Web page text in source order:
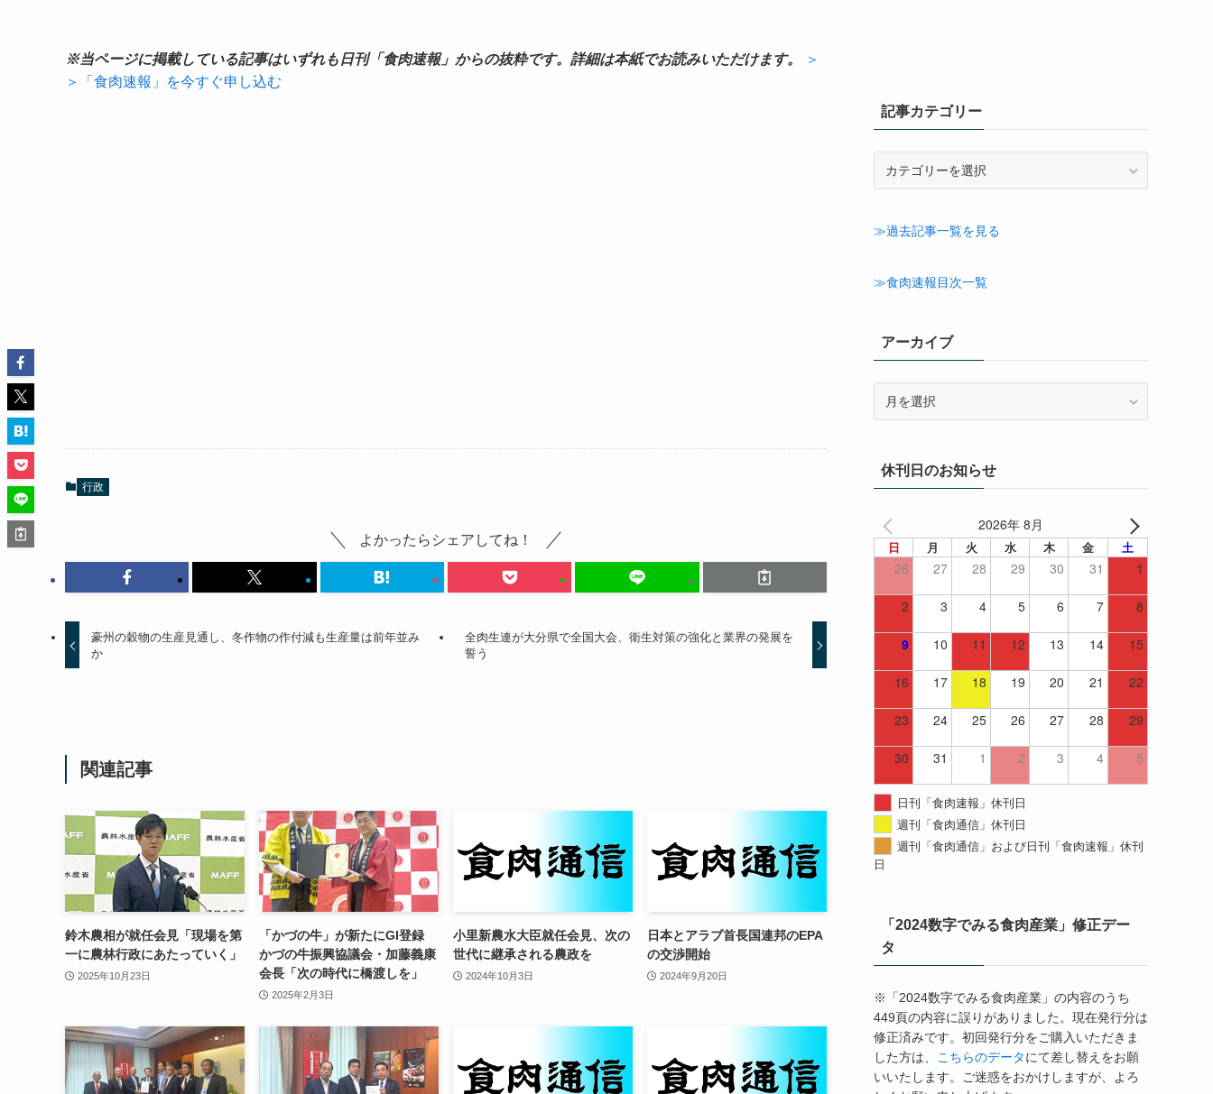
※当ページに掲載している記事はいずれも日刊「食肉速報」からの抜粋です。詳細は本紙でお読みいただけます。
＞
＞「食肉速報」を今すぐ申し込む
行政
よかったらシェアしてね！
豪州の穀物の生産見通し、冬作物の作付減も生産量は前年並み
か
全肉生連が大分県で全国大会、衛生対策の強化と業界の発展を
誓う
関連記事
鈴木農相が就任会見「現場を第
一に農林行政にあたっていく」
2025年10月23日
「かづの牛」が新たにGI登録
かづの牛振興協議会・加藤義康
会長「次の時代に橋渡しを」
2025年2月3日
小里新農水大臣就任会見、次の
世代に継承される農政を
2024年10月3日
日本とアラブ首長国連邦のEPA
の交渉開始
2024年9月20日
記事カテゴリー
ゴ
ー
≫過去記事一覧を見る
≫食肉速報目次一覧
アーカイブ
ブ休刊日のお知らせ
2026年 8月
日 月 火 水 木 金 土
26 27 28 29 30 31 1
2 3 4 5 6 7 8
9 10 11 12 13 14 15
16 17 18 19 20 21 22
23 24 25 26 27 28 29
30 31 1 2 3 4 5
日刊「食肉速報」休刊日
週刊「食肉通信」休刊日
週刊「食肉通信」および日刊「食肉速報」休刊
日
「2024数字でみる食肉産業」修正デー
タ
※「2024数字でみる食肉産業」の内容のうち
449頁の内容に誤りがありました。現在発行分は
修正済みです。初回発行分をご購入いただきま
した方は、
こちらのデータにて差し替えをお願
いいたします。ご迷惑をおかけしますが、よろ